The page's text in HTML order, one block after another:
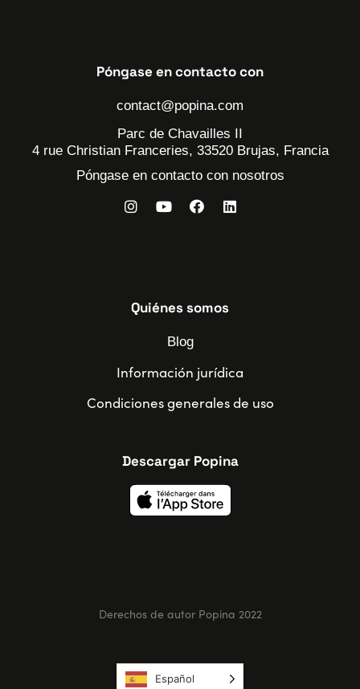
Póngase en contacto con
contact@popina.com
Parc de Chavailles II
4 rue Christian Franceries, 33520 Brujas, Francia
Póngase en contacto con nosotros
Quiénes somos
Blog
Información jurídica
Condiciones generales de uso
Descargar Popina
Derechos de autor Popina 2022
Español